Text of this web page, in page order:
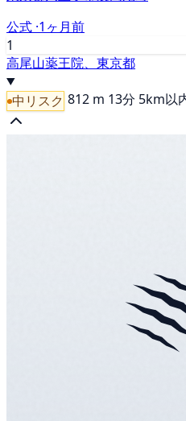
公式 ·1ヶ月前
1
高尾山薬王院、東京都
中リスク 812 m 13分 5km以